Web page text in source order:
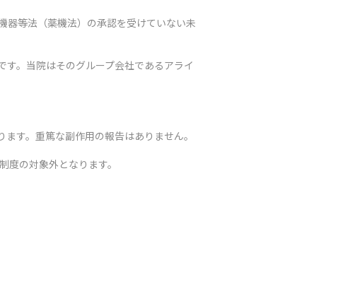
器等法（薬機法）の承認を受けていない未
。当院はそのグループ会社であるアライ
す。重篤な副作用の報告はありません。
の対象外となります。